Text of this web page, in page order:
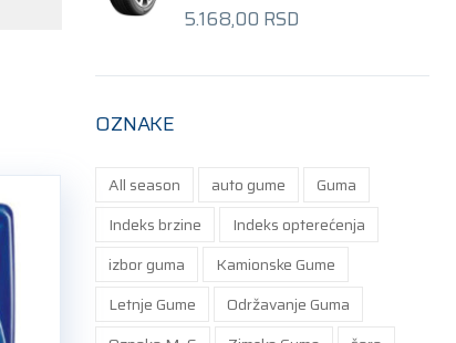
5.168,00 RSD
OZNAKE
All season auto gume
Guma
Indeks brzine
Indeks opterećenja
izbor guma
Kamionske Gume
Letnje Gume
Održavanje Guma